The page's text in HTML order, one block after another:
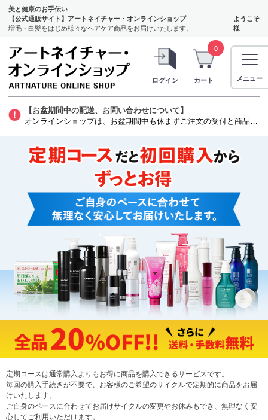
美と健康のお手伝い
【公式通販サイト】アートネイチャー・オンラインショップ
増毛・白髪をはじめ様々なヘアケア商品をお届けいたします。
ようこそ
様
ログイン
0
カート メニュー
【お盆期間中の配送、お問い合わせについて】
オンラインショップは、お盆期間中も休まずご注文の受付と商品の発送をいたします。ただし、発毛剤（第1類医薬品）に関しましては、質問票を確認する薬剤師がお休みをいただくため商品のお申し込みから発送までお時間を要します。お客様には大変ご迷惑をお掛けいたしますが、よろしくお願い申し上げます。
定期コースは通常購入よりもお得に商品を購入できるサービスです。
毎回の購入手続きが不要で、お客様のご希望のサイクルで定期的に商品をお届
けいたします。
ご自身のペースに合わせてお届けサイクルの変更やお休みもでき、無理なく安
心してご利用いただけます。